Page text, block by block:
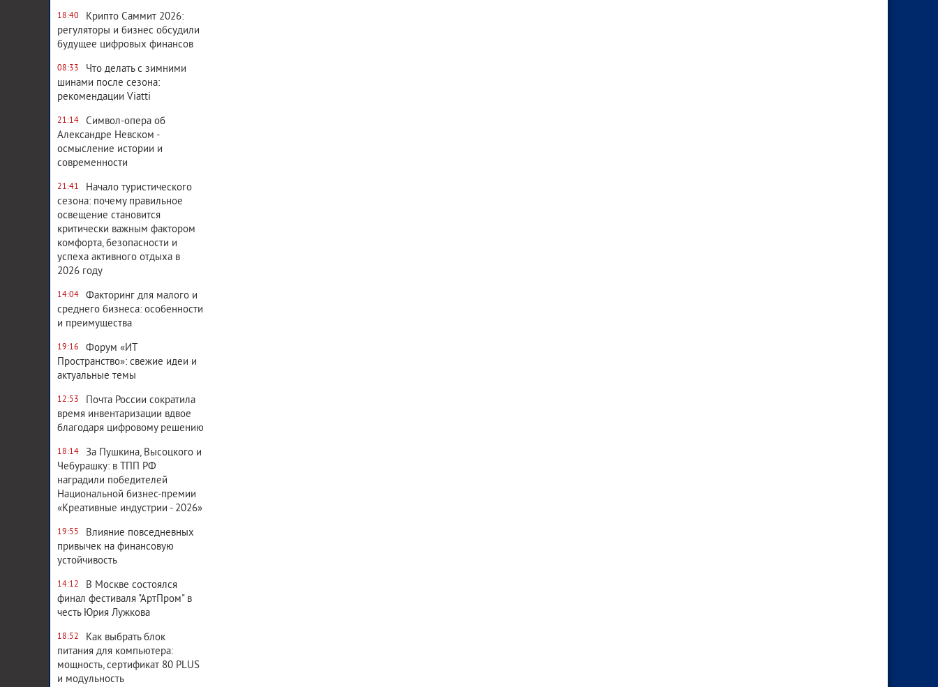
18:40
Крипто Саммит 2026:
регуляторы и бизнес обсудили
будущее цифровых финансов
08:33
Что делать с зимними
шинами после сезона:
рекомендации Viatti
21:14
Символ-опера об
Александре Невском -
осмысление истории и
современности
21:41
Начало туристического
сезона: почему правильное
освещение становится
критически важным фактором
комфорта, безопасности и
успеха активного отдыха в
2026 году
14:04
Факторинг для малого и
среднего бизнеса: особенности
и преимущества
19:16
Форум «ИТ
Пространство»: свежие идеи и
актуальные темы
12:53
Почта России сократила
время инвентаризации вдвое
благодаря цифровому решению
18:14
За Пушкина, Высоцкого и
Чебурашку: в ТПП РФ
наградили победителей
Национальной бизнес-премии
«Креативные индустрии - 2026»
19:55
Влияние повседневных
привычек на финансовую
устойчивость
14:12
В Москве состоялся
финал фестиваля "АртПром" в
честь Юрия Лужкова
18:52
Как выбрать блок
питания для компьютера:
мощность, сертификат 80 PLUS
и модульность